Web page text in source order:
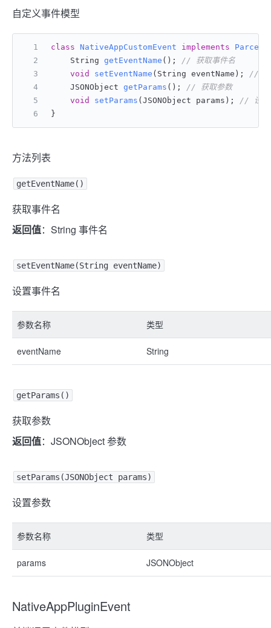
自定义事件模型
class NativeAppCustomEvent implements
    String
getEventName () ; // 获取事件名
void
setEventName (String eventName) ; // 设
    JSONObject
getParams () ; // 获取参数
void
setParams (JSONObject params) ; // 设置
}
方法列表
getEventName()
获取事件名
返回值：String 事件名
setEventName(String eventName)
设置事件名
参数名称 类型
eventName String
getParams()
获取参数
返回值：JSONObject 参数
setParams(JSONObject params)
设置参数
参数名称 类型
params JSONObject
NativeAppPluginEvent